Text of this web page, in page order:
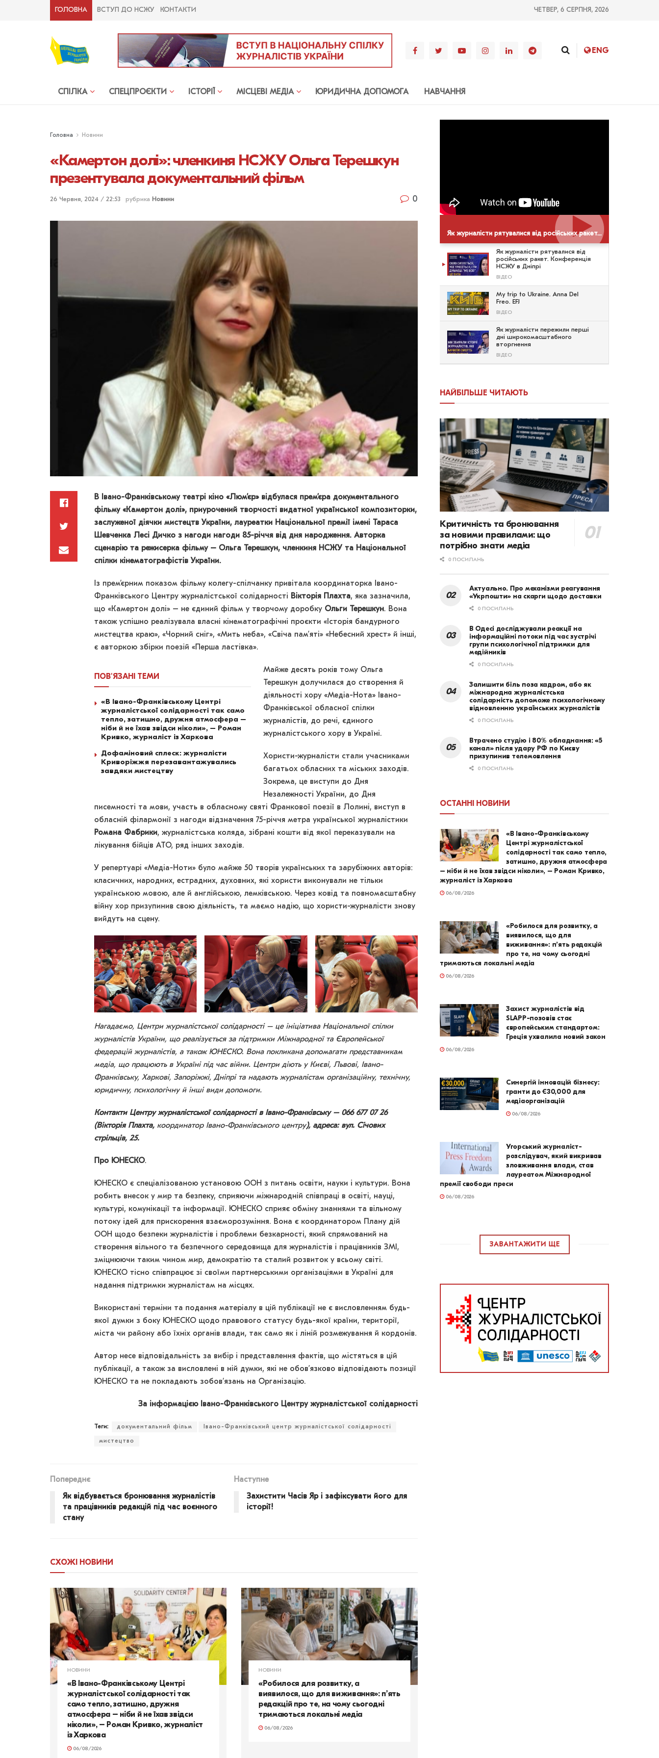
ГОЛОВНА ВСТУП ДО НСЖУ КОНТАКТИ ЧЕТВЕР, 6 СЕРПНЯ, 2026
ENG
СПІЛКА СПЕЦПРОЄКТИ ІСТОРІЇ МIСЦЕВI МЕДIА ЮРИДИЧНА ДОПОМОГА НАВЧАННЯ
Головна Новини
«Камертон долі»: членкиня НСЖУ Ольга Терешкун
презентувала документальний фільм
26 Червня, 2024 / 22:53 рубрика Новини 0
В Івано-Франківському театрі кіно «Люм’єр» відбулася премʼєра документального
фільму «Камертон долі», приурочений творчості видатної української композиторки,
заслуженої діячки мистецтв України, лауреатки Національної премії імені Тараса
Шевченка Лесі Дичко з нагоди нагоди 85-річчя від дня народження. Авторка
сценарію та режисерка фільму – Ольга Терешкун, членкиня НСЖУ та Національної
спілки кінематографістів України.
Із прем’єрним показом фільму колегу-спілчанку привітала координаторка Івано-
Франківського Центру журналістської солідарності Вікторія Плахта, яка зазначила,
що «Камертон долі» – не єдиний фільм у творчому доробку Ольги Терешкун. Вона
також успішно реалізувала власні кінематографічні проєкти «Історія бандурного
мистецтва краю», «Чорний сніг», «Мить неба», «Свіча пам’яті» «Небесний хрест» й інші,
є авторкою збірки поезій «Перша ластівка».
ПОВ'ЯЗАНІ ТЕМИ
«В Івано-Франківському Центрі
журналістської солідарності так само
тепло, затишно, дружня атмосфера –
ніби й не їхав звідси ніколи», – Роман
Кривко, журналіст із Харкова
Дофаміновий сплеск: журналісти
Криворіжжя перезавантажувались
завдяки мистецтву
Майже десять років тому Ольга
Терешкун долучилася до створення й
діяльності хору «Медіа-Нота» Івано-
Франківської обласної спілки
журналістів, до речі, єдиного
журналістського хору в Україні.
Хористи-журналісти стали учасниками
багатьох обласних та міських заходів.
Зокрема, це виступи до Дня
Незалежності України, до Дня
писемності та мови, участь в обласному святі Франкової поезії в Лолині, виступ в
обласній філармонії з нагоди відзначення 75-річчя метра української журналістики
Романа Фабрики, журналістська коляда, зібрані кошти від якої переказували на
лікування бійців АТО, ряд інших заходів.
У репертуарі «Медіа-Ноти» було майже 50 творів українських та зарубіжних авторів:
класичних, народних, естрадних, духовних, які хористи виконували не тільки
українською мовою, але й англійською, лемківською. Через ковід та повномасштабну
війну хор призупинив свою діяльність, та маємо надію, що хористи-журналісти знову
вийдуть на сцену.
Нагадаємо, Центри журналістської солідарності – це ініціатива Національної спілки
журналістів України, що реалізується за підтримки Міжнародної та Європейської
федерацій журналістів, а також ЮНЕСКО. Вона покликана допомагати представникам
медіа, що працюють в Україні під час війни. Центри діють у Києві, Львові, Івано-
Франківську, Харкові, Запоріжжі, Дніпрі та надають журналістам організаційну, технічну,
юридичну, психологічну й інші види допомоги.
Контакти Центру журналістської солідарності в Івано-Франківську – 066 677 07 26
(Вікторія Плахта, координатор Івано-Франківського центру), адреса: вул. Січових
стрільців, 25.
Про ЮНЕСКО.
ЮНЕСКО є спеціалізованою установою ООН з питань освіти, науки і культури. Вона
робить внесок у мир та безпеку, сприяючи міжнародній співпраці в освіті, науці,
культурі, комунікації та інформації. ЮНЕСКО сприяє обміну знаннями та вільному
потоку ідей для прискорення взаєморозуміння. Вона є координатором Плану дій
ООН щодо безпеки журналістів і проблеми безкарності, який спрямований на
створення вільного та безпечного середовища для журналістів і працівників ЗМІ,
зміцнюючи таким чином мир, демократію та сталий розвиток у всьому світі.
ЮНЕСКО тісно співпрацює зі своїми партнерськими організаціями в Україні для
надання підтримки журналістам на місцях.
Використані терміни та подання матеріалу в цій публікації не є висловленням будь-
якої думки з боку ЮНЕСКО щодо правового статусу будь-якої країни, території,
міста чи району або їхніх органів влади, так само як і ліній розмежування й кордонів.
Автор несе відповідальність за вибір і представлення фактів, що містяться в цій
публікації, а також за висловлені в ній думки, які не обов’язково відповідають позиції
ЮНЕСКО та не покладають зобов’язань на Організацію.
За інформацією Івано-Франківського Центру журналістської солідарності
Теги: документальний фільм Івано-Франківський центр журналістської солідарності
мистецтво
Попереднє
Як відбувається бронювання журналістів
та працівників редакцій під час воєнного
стану
Наступне
Захистити Часів Яр і зафіксувати його для
історії!
СХОЖІ НОВИНИ
НОВИНИ
«В Івано-Франківському Центрі
журналістської солідарності так
само тепло, затишно, дружня
атмосфера – ніби й не їхав звідси
ніколи», – Роман Кривко, журналіст
із Харкова
06/08/2026
НОВИНИ
«Робилося для розвитку, а
виявилося, що для виживання»: п’ять
редакцій про те, на чому сьогодні
тримаються локальні медіа
06/08/2026
Як журналісти рятувалися від російських ракет. Конференція НСЖУ в Дніпрі
Як журналісти рятувалися від
російських ракет. Конференція
НСЖУ в Дніпрі
ВІДЕО
My trip to Ukraine. Anna Del
Freo. EFJ
ВІДЕО
Як журналісти пережили перші
дні широкомасштабного
вторгнення
ВІДЕО
НАЙБІЛЬШЕ ЧИТАЮТЬ
Критичність та бронювання
за новими правилами: що
потрібно знати медіа
0 ПОСИЛАНЬ
Актуально. Про механізми реагування
«Укрпошти» на скарги щодо доставки
0 ПОСИЛАНЬ
В Одесі досліджували реакції на
інформаційні потоки під час зустрічі
групи психологічної підтримки для
медійників
0 ПОСИЛАНЬ
Залишити біль поза кадром, або як
міжнародна журналістська
солідарність допоможе психологічному
відновленню українських журналістів
0 ПОСИЛАНЬ
Втрачено студію і 80% обладнання: «5
канал» після удару РФ по Києву
призупинив телемовлення
0 ПОСИЛАНЬ
ОСТАННІ НОВИНИ
«В Івано-Франківському
Центрі журналістської
солідарності так само тепло,
затишно, дружня атмосфера
– ніби й не їхав звідси ніколи», – Роман Кривко,
журналіст із Харкова
06/08/2026
«Робилося для розвитку, а
виявилося, що для
виживання»: п’ять редакцій
про те, на чому сьогодні
тримаються локальні медіа
06/08/2026
Захист журналістів від
SLAPP-позовів стає
європейським стандартом:
Греція ухвалила новий закон
06/08/2026
Синергій інновацій бізнесу:
гранти до €30,000 для
медіаорганізацій
06/08/2026
Угорський журналіст-
розслідувач, який викривав
зловживання влади, став
лауреатом Міжнародної
премії свободи преси
06/08/2026
ЗАВАНТАЖИТИ ЩЕ